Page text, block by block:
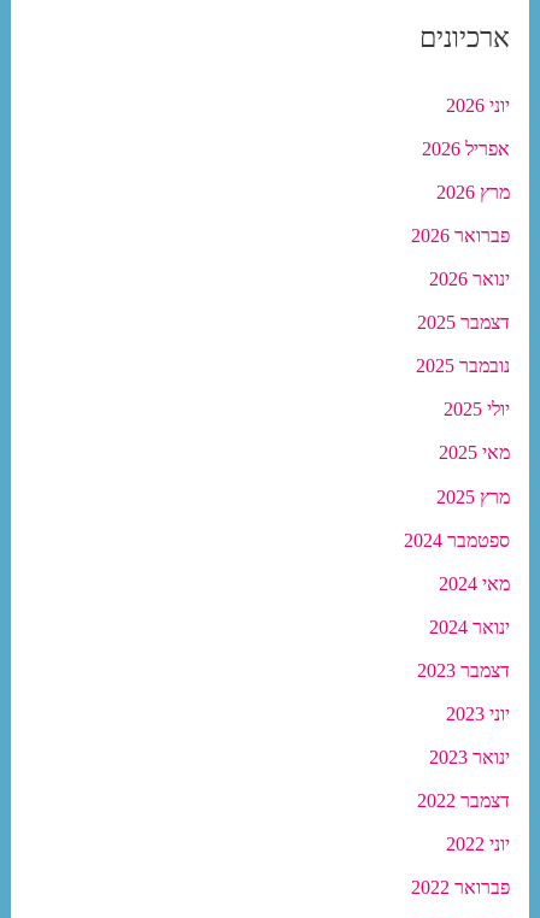
ארכיונים
יוני 2026
אפריל 2026
מרץ 2026
פברואר 2026
ינואר 2026
דצמבר 2025
נובמבר 2025
יולי 2025
מאי 2025
מרץ 2025
ספטמבר 2024
מאי 2024
ינואר 2024
דצמבר 2023
יוני 2023
ינואר 2023
דצמבר 2022
יוני 2022
פברואר 2022